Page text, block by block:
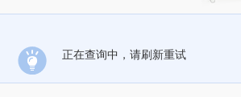
正在查询中，请刷新重试